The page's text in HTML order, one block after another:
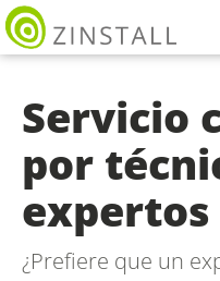
Servicio
por
expertos
¿Prefiere que un